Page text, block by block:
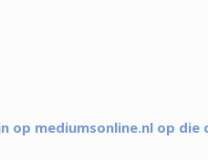
op mediumsonline.nl op die